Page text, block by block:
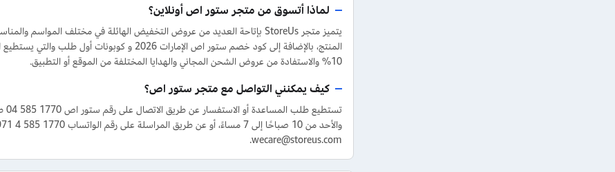
لماذا أتسوق من متجر ستور اص أونلاين؟
المنتج، بالإضافة إلى كود خصم ستور اص الإمارات
10% والاستفادة من عروض الشحن المجاني والهدايا المختلفة من الموقع أو التطبيق.
كيف يمكنني التواصل مع متجر ستور اص؟
wecare@storeus.com.